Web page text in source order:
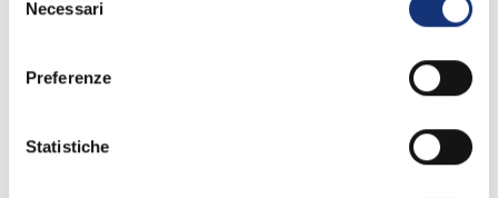
Per ulteriori informazioni puoi consultare anche la nostra
delNecessari
Preferenze
Statistiche
informati sulle patologie sessualmente trasmissibili;
andrologici;
bilanciata e diversificata e attività fisica regolare.